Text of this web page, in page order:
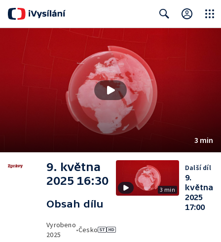
3 min
9. května
2025 16:30
Obsah dílu
Vyrobeno
2025
•Česko
3 min
Další díl
9.
května
2025
17:00